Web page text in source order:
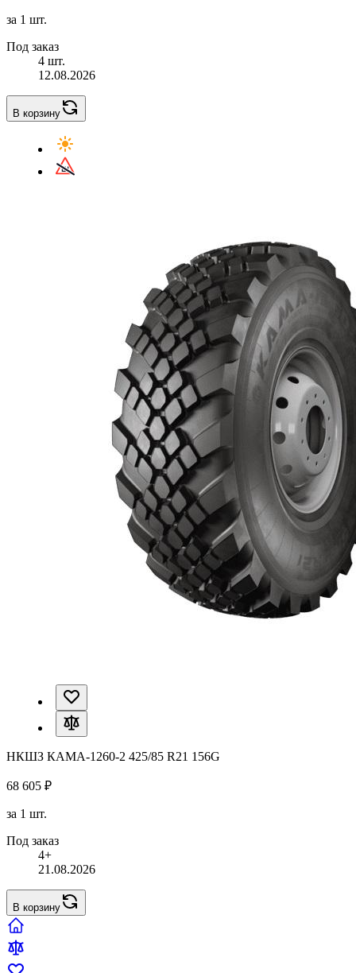
за 1 шт.
Под заказ
4 шт.
12.08.2026
В корзину
НКШЗ КАМА-1260-2 425/85 R21 156G
68 605 ₽
за 1 шт.
Под заказ
4+
21.08.2026
В корзину